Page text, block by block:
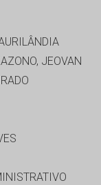
JEOVAN